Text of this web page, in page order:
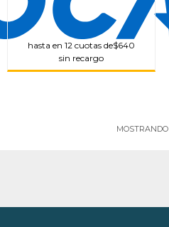
hasta en 12 cuotas de$640
sin recargo
MOSTRANDO